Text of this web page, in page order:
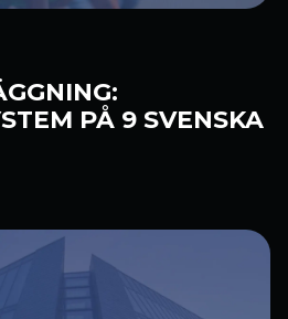
PÅ 9 SVENSKA